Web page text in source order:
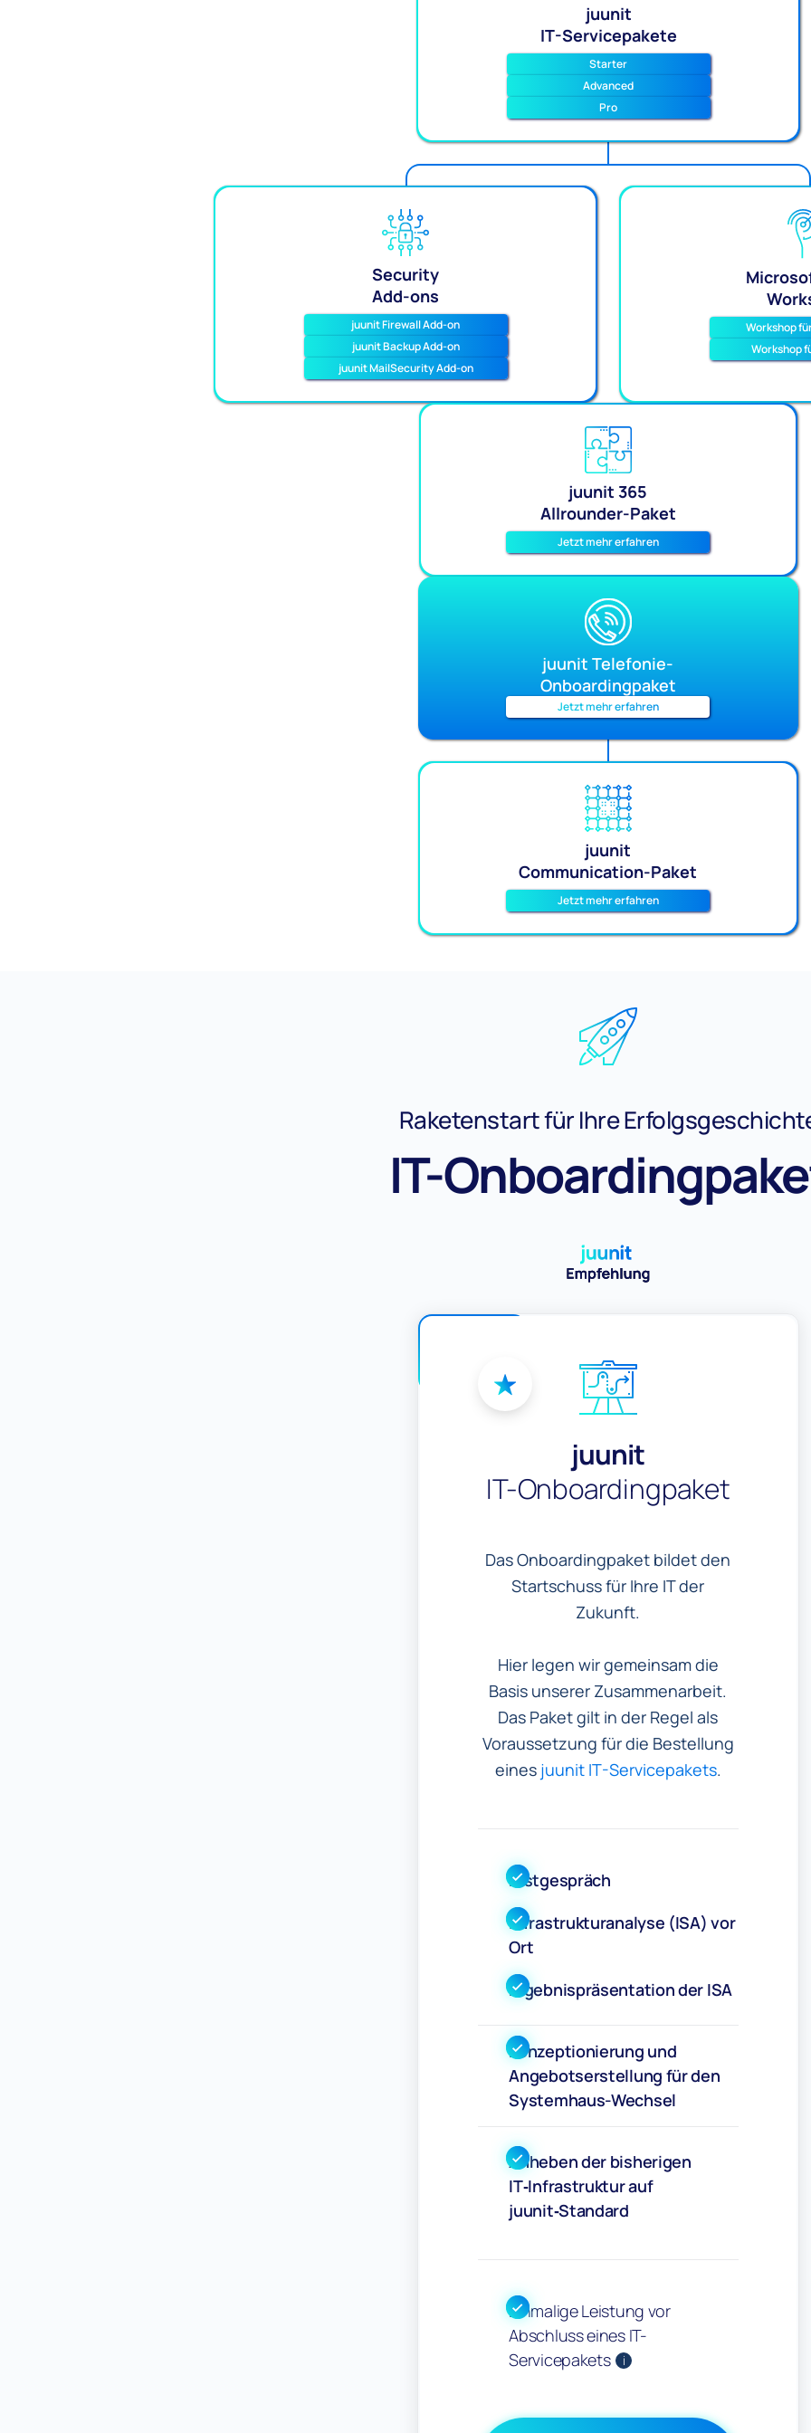
juunit
IT-Servicepakete
Starter
Advanced
Pro
Security
Add-ons
juunit Firewall Add-on
juunit Backup Add-on
juunit MailSecurity Add-on
Workshop
Workshop
juunit 365
Allrounder-Paket
Jetzt mehr erfahren
juunit Telefonie-
Onboardingpaket
Jetzt mehr erfahren
juunit
Communication-Paket
Jetzt mehr erfahren
Raketenstart für Ihre
IT-
juunit
IT-Onboardingpaket
Das Onboardingpaket bildet den
Startschuss für Ihre IT der
Zukunft.
Hier legen wir gemeinsam die
Basis unserer Zusammenarbeit.
Das Paket gilt in der Regel als
Voraussetzung für die Bestellung
eines juunit IT-Servicepakets.
Erstgespräch
Infrastrukturanalyse (ISA) vor
Ort
Ergebnispräsentation der ISA
Konzeptionierung und
Angebotserstellung für den
Systemhaus-Wechsel
Anheben der bisherigen
IT‑Infrastruktur auf
juunit‑Standard
Einmalige Leistung vor
Abschluss eines IT-
Servicepakets
i